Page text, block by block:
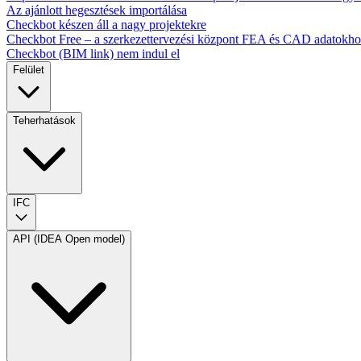
Az ajánlott hegesztések importálása
Checkbot készen áll a nagy projektekre
Checkbot Free – a szerkezettervezési központ FEA és CAD
Checkbot (BIM link) nem indul el
Felület
Teherhatások
IFC
API (IDEA Open model)